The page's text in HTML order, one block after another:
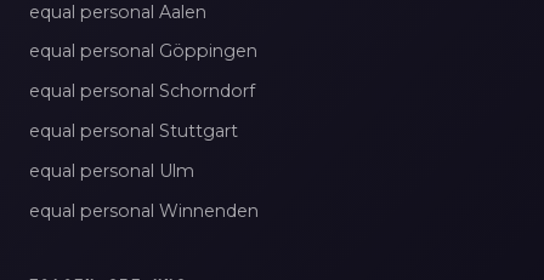
equal personal Aalen
equal personal Göppingen
equal personal Schorndorf
equal personal Stuttgart
equal personal Ulm
equal personal Winnenden